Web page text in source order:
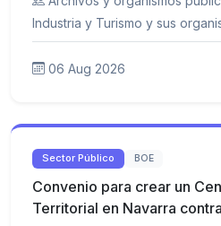
Industria y Turismo y sus
06 Aug 2026
Sector Público BOE
Convenio para crear un
Territorial en Navarra